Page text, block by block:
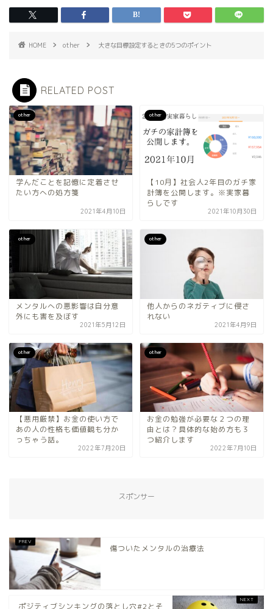
HOME other 大きな目標設定するときの5つのポイント
RELATED POST
other
学んだことを記憶に定着させ
たい方への処方箋
2021年4月10日
other
【10月】社会人2年目のガチ家
計簿を公開します。※実家暮
らしです
2021年10月30日
other
メンタルへの悪影響は自分意
外にも害を及ぼす
2021年5月12日
other
他人からのネガティブに侵さ
れない
2021年4月9日
other
【悪用厳禁】お金の使い方で
あの人の性格も価値観も分か
っちゃう話。
2022年7月20日
other
お金の勉強が必要な２つの理
由とは？具体的な始め方も３
つ紹介します
2022年7月10日
スポンサー
傷ついたメンタルの治療法
ポジティブシンキングの落とし穴#2とそ